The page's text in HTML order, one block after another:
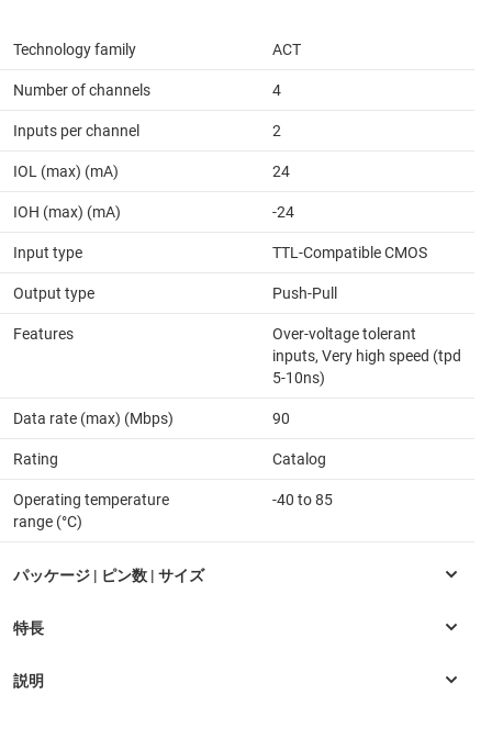
Technology family ACT
Number of channels 4
Inputs per channel 2
IOL (max) (mA) 24
IOH (max) (mA) -24
Input type TTL-Compatible CMOS
Output type Push-Pull
Features
Over-voltage tolerant
inputs, Very high speed (tpd
5-10ns)
Data rate (max) (Mbps) 90
Rating Catalog
Operating temperature
range (°C)
-40 to 85